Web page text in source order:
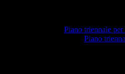
Piano triennale
Piano